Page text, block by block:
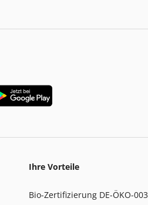
Ihre Vorteile
Bio-Zertifizierung DE-ÖKO-003